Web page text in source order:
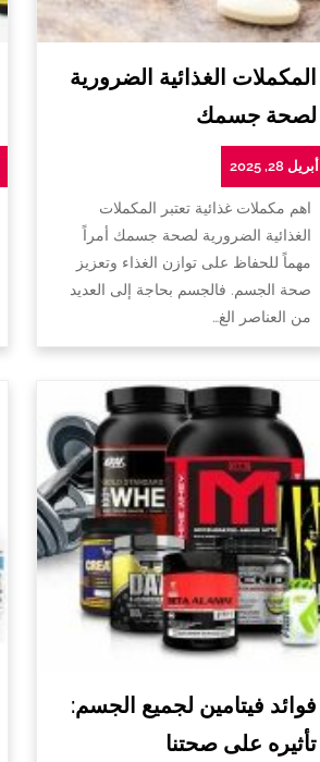
المكملات الغذائية الضرورية
لصحة جسمك
أبريل 28, 2025
اهم مكملات غذائية تعتبر المكملات
الغذائية الضرورية لصحة جسمك أمراً
مهماً للحفاظ على توازن الغذاء وتعزيز
صحة الجسم. فالجسم بحاجة إلى العديد
من العناصر الغ…
فوائد فيتامين لجميع الجسم:
تأثيره على صحتنا